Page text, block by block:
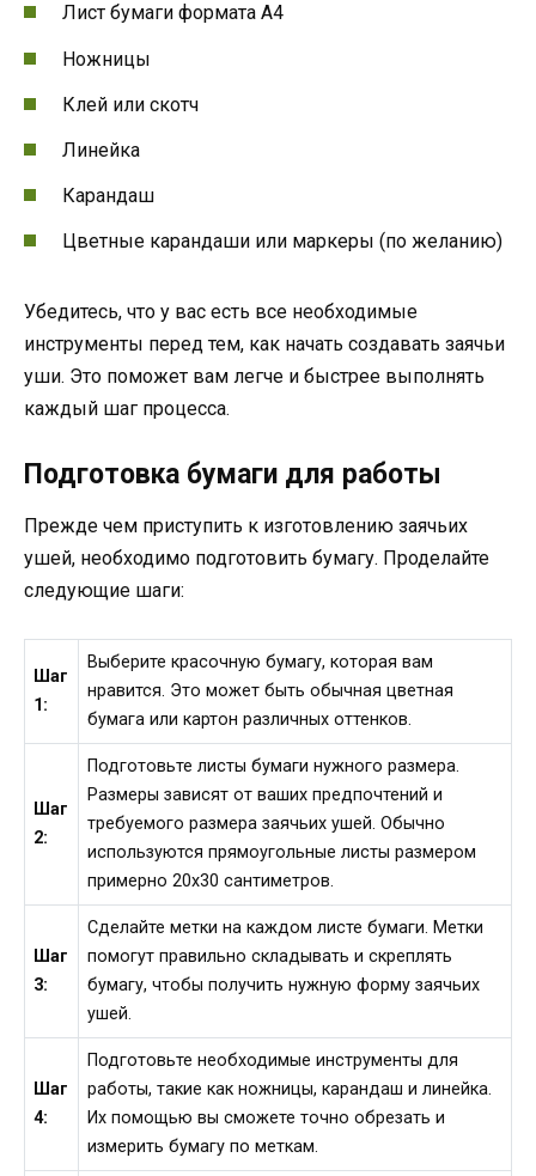
Лист бумаги формата А4
Ножницы
Клей или скотч
Линейка
Карандаш
Цветные карандаши или маркеры (по желанию)
Убедитесь, что у вас есть все необходимые
инструменты перед тем, как начать создавать заячьи
уши. Это поможет вам легче и быстрее выполнять
каждый шаг процесса.
Подготовка бумаги для работы
Прежде чем приступить к изготовлению заячьих
ушей, необходимо подготовить бумагу. Проделайте
следующие шаги:
Шаг
1:
Выберите красочную бумагу, которая вам
нравится. Это может быть обычная цветная
бумага или картон различных оттенков.
Шаг
2:
Подготовьте листы бумаги нужного размера.
Размеры зависят от ваших предпочтений и
требуемого размера заячьих ушей. Обычно
используются прямоугольные листы размером
примерно 20х30 сантиметров.
Шаг
3:
Сделайте метки на каждом листе бумаги. Метки
помогут правильно складывать и скреплять
бумагу, чтобы получить нужную форму заячьих
ушей.
Шаг
4:
Подготовьте необходимые инструменты для
работы, такие как ножницы, карандаш и линейка.
Их помощью вы сможете точно обрезать и
измерить бумагу по меткам.